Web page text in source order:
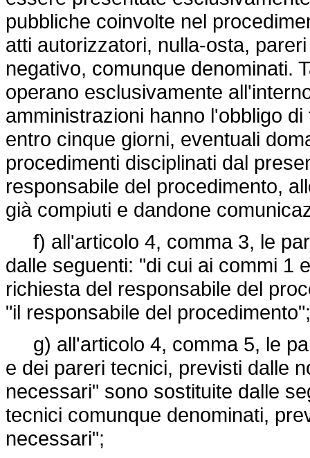
pubbliche coinvolte nel
atti autorizzatori, nulla-osta,
negativo, comunque denominati.
operano esclusivamente
amministrazioni hanno l'obbligo
entro cinque giorni, eventuali
procedimenti disciplinati dal
responsabile del procedimento,
già compiuti e dandone
f) all'articolo 4, comma 3, le
dalle seguenti: "di cui ai commi 1
richiesta del responsabile del
"il responsabile del procedimento";
g) all'articolo 4, comma 5, le
e dei pareri tecnici, previsti dalle
necessari" sono sostituite dalle
tecnici comunque denominati,
necessari";